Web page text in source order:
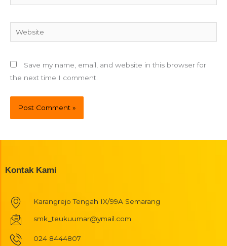
Website
Save my name, email, and website in this browser for
the next time I comment.
Kontak Kami
Karangrejo Tengah IX/99A Semarang
smk_teukuumar@ymail.com
024 8444807